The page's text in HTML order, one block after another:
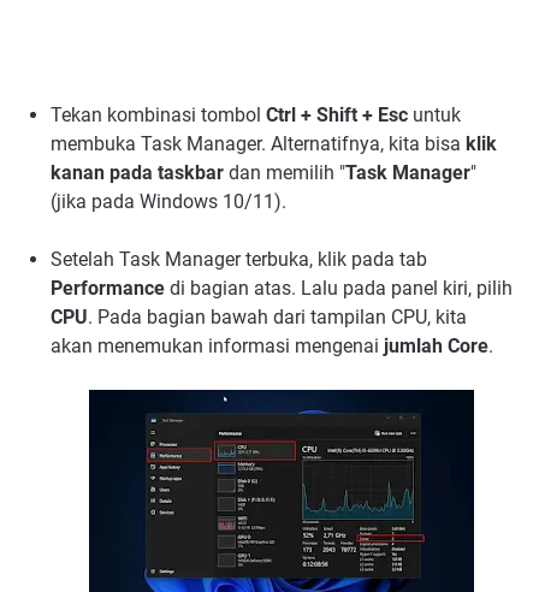
Tekan kombinasi tombol Ctrl + Shift + Esc untuk
membuka Task Manager. Alternatifnya, kita bisa klik
kanan pada taskbar dan memilih "Task Manager"
(jika pada Windows 10/11).
Setelah Task Manager terbuka, klik pada tab
Performance di bagian atas. Lalu pada panel kiri, pilih
CPU. Pada bagian bawah dari tampilan CPU, kita
akan menemukan informasi mengenai jumlah Core.